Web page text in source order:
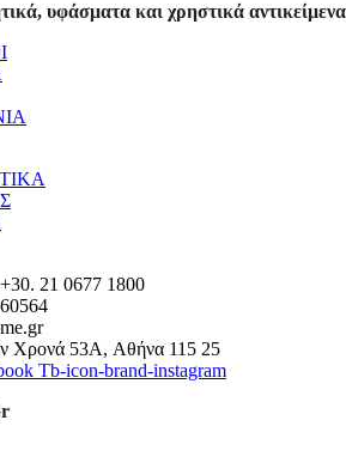
υφάσματα και χρηστικά
21 0677 1800
Χρονά 53A, Αθήνα 115 25
Tb-icon-brand-instagram